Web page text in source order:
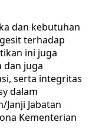
dan kebutuhan
terhadap
ini juga
dan juga
serta integritas
dalam
Jabatan
Kementerian